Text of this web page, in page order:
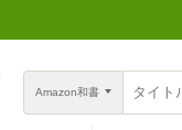
Amazon和書